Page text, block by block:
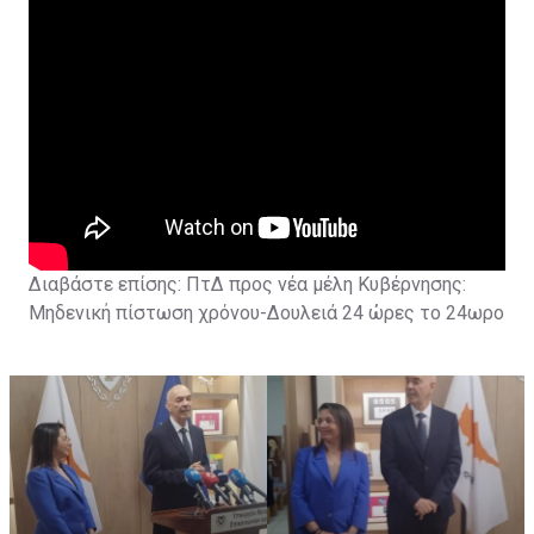
Διαβάστε επίσης: ΠτΔ προς νέα μέλη Κυβέρνησης:
Μηδενική πίστωση χρόνου-Δουλειά 24 ώρες το 24ωρο